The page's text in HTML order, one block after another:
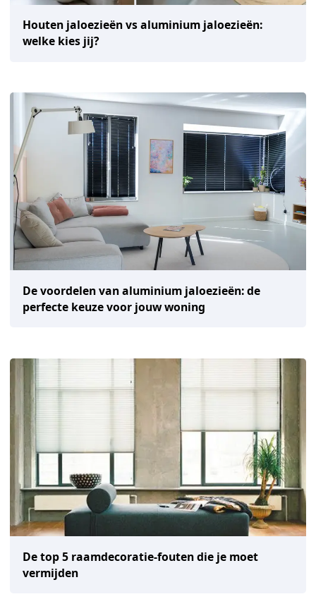
Houten jaloezieën vs aluminium jaloezieën:
welke kies jij?
De voordelen van aluminium jaloezieën: de
perfecte keuze voor jouw woning
De top 5 raamdecoratie-fouten die je moet
vermijden